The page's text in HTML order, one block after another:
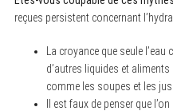
reçues persistent concernant
La croyance que seule
d’autres liquides et
comme les soupes et les jus.
Il est faux de penser que